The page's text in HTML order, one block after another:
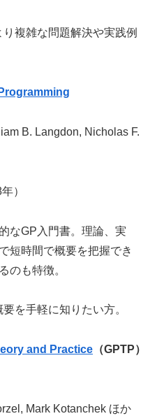
り複雑な問題解決や実践例
B. Langdon, Nicholas F.
）
なGP入門書。理論、実
短時間で概要を把握でき
のも特徴。
要を手軽に知りたい方。
and Practice （GPTP）
Mark Kotanchek ほか